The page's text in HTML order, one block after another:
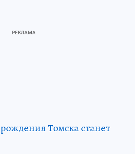
Томска станет